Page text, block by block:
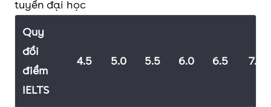
tuyển đại học
Quy
đổi
điểm
IELTS
4.5 5.0 5.5 6.0 6.5 7.0